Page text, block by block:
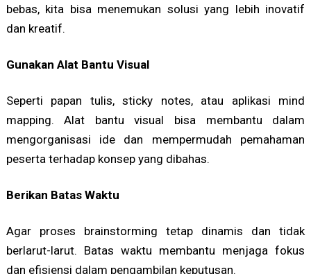
bebas, kita bisa menemukan solusi yang lebih inovatif
dan kreatif.
Gunakan Alat Bantu Visual
Seperti papan tulis, sticky notes, atau aplikasi mind
mapping. Alat bantu visual bisa membantu dalam
mengorganisasi ide dan mempermudah pemahaman
peserta terhadap konsep yang dibahas.
Berikan Batas Waktu
Agar proses brainstorming tetap dinamis dan tidak
berlarut-larut. Batas waktu membantu menjaga fokus
dan efisiensi dalam pengambilan keputusan.